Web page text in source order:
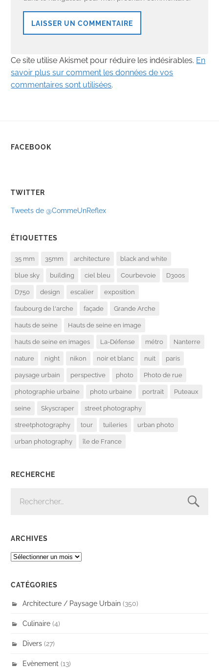
Ce site utilise Akismet pour réduire les indésirables. En
savoir plus sur comment les données de vos
commentaires sont utilisées.
FACEBOOK
TWITTER
Tweets de @CommeUnReflex
ÉTIQUETTES
35 mm 35mm architecture black and white
blue sky building ciel bleu Courbevoie D300s
D750 design escalier exposition
faubourg de l'arche façade Grande Arche
hauts de seine Hauts de seine en image
hauts de seine en images La-Défense métro Nanterre
nature night nikon noir et blanc nuit paris
paysage urbain perspective photo Photo de rue
photographie urbaine photo urbaine portrait Puteaux
seine Skyscraper street photography
streetphotography tour tuileries urban photo
urban photography île de France
RECHERCHE
ARCHIVES
ARCHIVES
CATÉGORIES
Architecture / Paysage Urbain (350)
Culinaire (4)
Divers (27)
Evènement (13)